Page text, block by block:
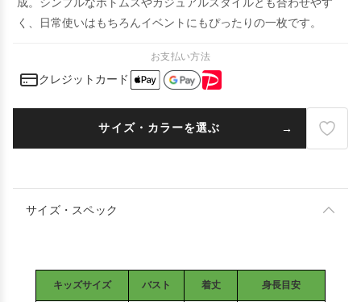
く、日常使いはもちろんイベントにもぴったりの一枚です。
お支払い方法
クレジットカード
サイズ・カラーを選ぶ
サイズ・スペック
キッズサイズ バスト 着丈 身長目安